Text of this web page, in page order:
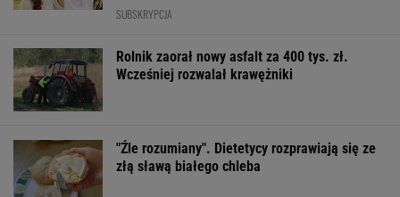
SUBSKRYPCJA
Rolnik zaorał nowy asfalt za 400 tys. zł.
Wcześniej rozwalał krawężniki
"Źle rozumiany". Dietetycy rozprawiają się ze
złą sławą białego chleba